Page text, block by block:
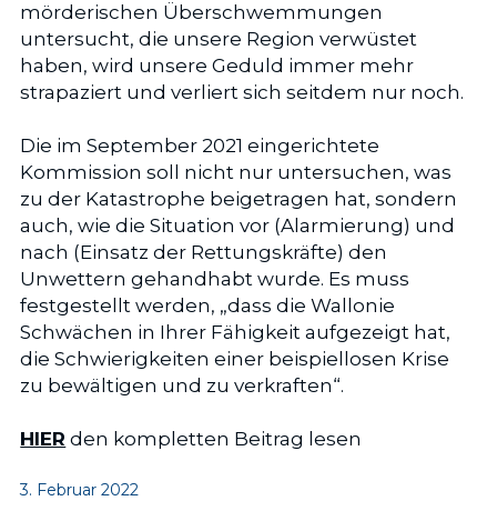
mörderischen Überschwemmungen
untersucht, die unsere Region verwüstet
haben, wird unsere Geduld immer mehr
strapaziert und verliert sich seitdem nur noch.
Die im September 2021 eingerichtete
Kommission soll nicht nur untersuchen, was
zu der Katastrophe beigetragen hat, sondern
auch, wie die Situation vor (Alarmierung) und
nach (Einsatz der Rettungskräfte) den
Unwettern gehandhabt wurde. Es muss
festgestellt werden, „dass die Wallonie
Schwächen in Ihrer Fähigkeit aufgezeigt hat,
die Schwierigkeiten einer beispiellosen Krise
zu bewältigen und zu verkraften“.
HIER den kompletten Beitrag lesen
3. Februar 2022